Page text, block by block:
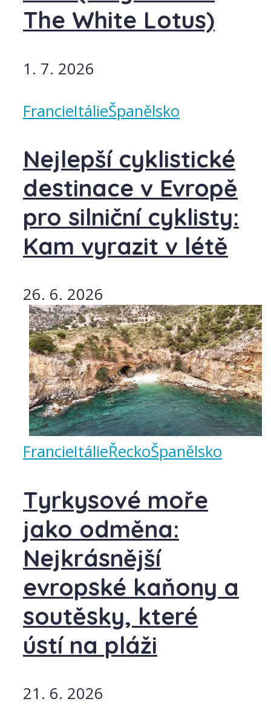
The White Lotus)
1. 7. 2026
FrancieItálieŠpanělsko
Nejlepší cyklistické
destinace v Evropě
pro silniční cyklisty:
Kam vyrazit v létě
26. 6. 2026
FrancieItálieŘeckoŠpanělsko
Tyrkysové moře
jako odměna:
Nejkrásnější
evropské kaňony a
soutěsky, které
ústí na pláži
21. 6. 2026